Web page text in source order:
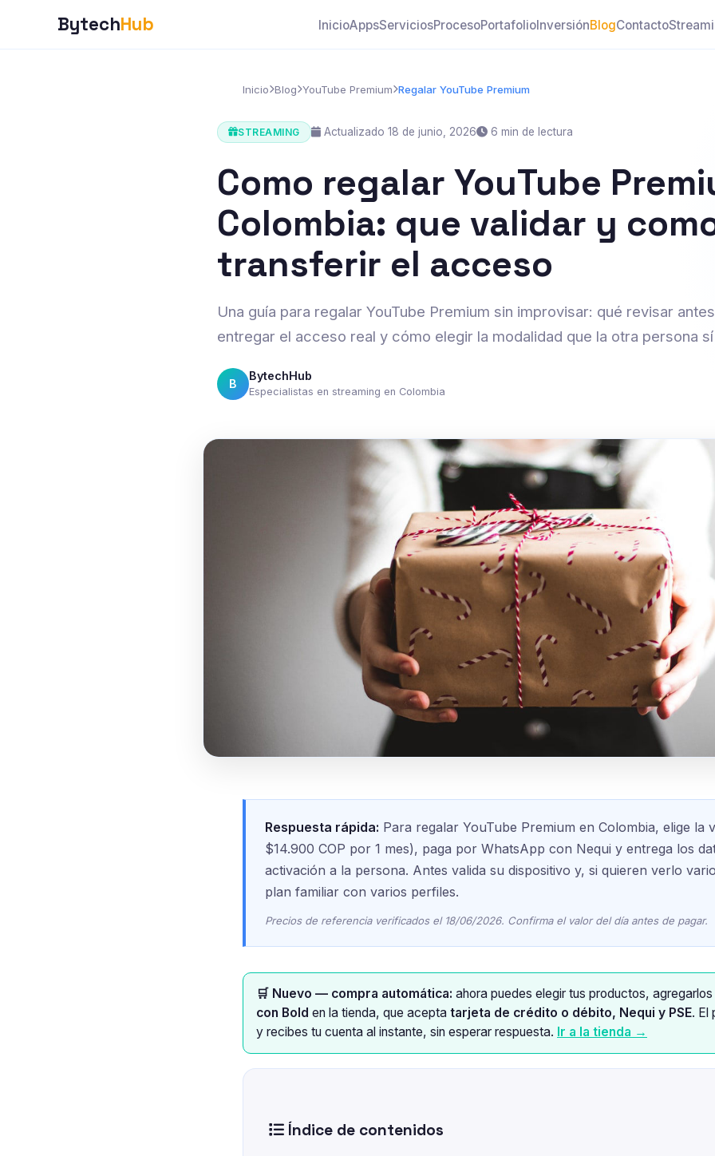
BytechHub InicioAppsServiciosProcesoPortafolioInversiónBlogContacto
Inicio Blog YouTube Premium Regalar YouTube Premium
STREAMING Actualizado 18 de junio, 2026 6 min de lectura
Como regalar YouTube
Colombia: que validar y
transferir el acceso
Una guía para regalar YouTube Premium sin improvisar: qué revisar
entregar el acceso real y cómo elegir la modalidad que la otra persona
B
BytechHub
Especialistas en streaming en Colombia
Respuesta rápida: Para regalar YouTube Premium en Colombia, elige la
$14.900 COP por 1 mes), paga por WhatsApp con Nequi y entrega los
activación a la persona. Antes valida su dispositivo y, si quieren verlo
plan familiar con varios perfiles.
Precios de referencia verificados el 18/06/2026. Confirma el valor del día antes de pagar.
🛒 Nuevo — compra automática: ahora puedes elegir tus productos,
con Bold en la tienda, que acepta tarjeta de crédito o débito, Nequi y PSE. El
y recibes tu cuenta al instante, sin esperar respuesta. Ir a la tienda →
Índice de contenidos